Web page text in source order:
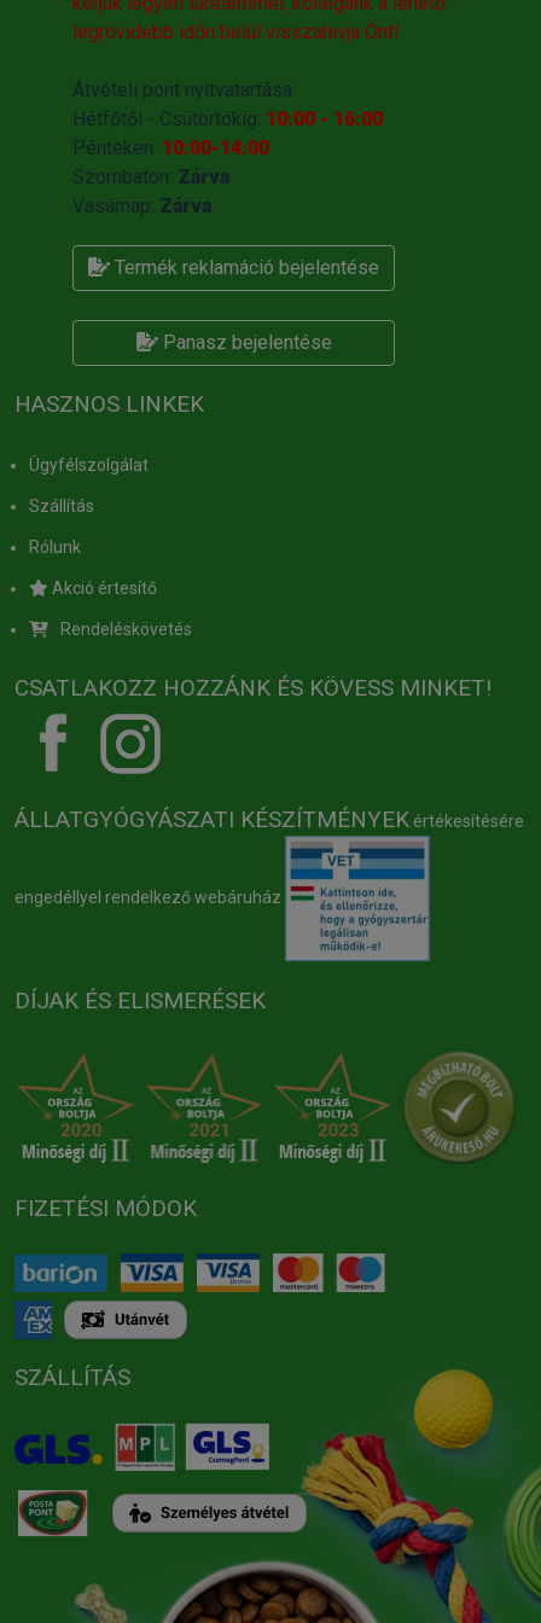
legrövidebb időn belül visszahivja Önt!
Átvételi pont nyitvatartása:
Hétfőtől - Csütörtökig: 10:00 - 16:00
Pénteken: 10:00-14:00
Szombaton: Zárva
Vasárnap: Zárva
Termék reklamáció bejelentése
Panasz bejelentése
HASZNOS LINKEK
Ügyfélszolgálat
Szállítás
Rólunk
Akció értesítő
Rendeléskövetés
CSATLAKOZZ HOZZÁNK ÉS KÖVESS MINKET!
ÁLLATGYÓGYÁSZATI KÉSZÍTMÉNYEK értékesítésére
engedéllyel rendelkező webáruház
DÍJAK ÉS ELISMERÉSEK
FIZETÉSI MÓDOK
SZÁLLÍTÁS